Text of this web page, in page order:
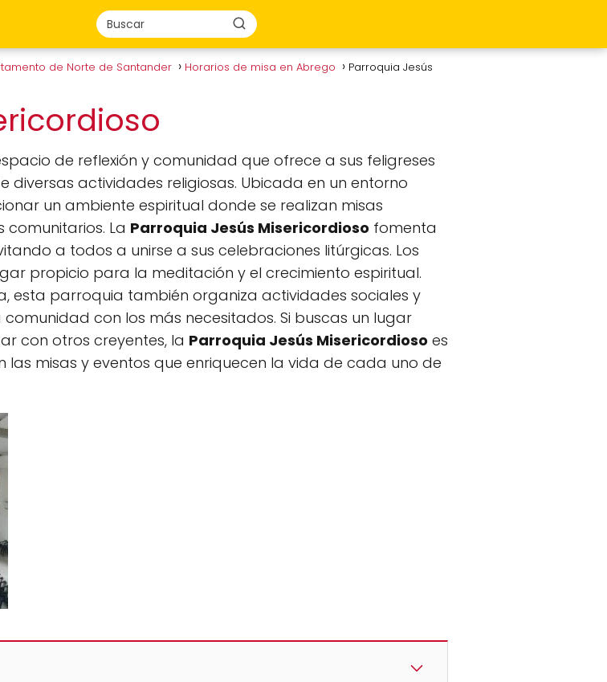
de Norte de Santander Horarios de misa en Abrego
Parroquia Jesús
de reflexión y comunidad que ofrece a sus feligreses
actividades religiosas. Ubicada en un entorno
un ambiente espiritual donde se realizan misas
La Parroquia Jesús Misericordioso fomenta
a todos a unirse a sus celebraciones litúrgicas. Los
propicio para la meditación y el crecimiento espiritual.
esta parroquia también organiza actividades sociales y
con los más necesitados. Si buscas un lugar
con otros creyentes, la Parroquia Jesús Misericordioso es
las misas y eventos que enriquecen la vida de cada uno de